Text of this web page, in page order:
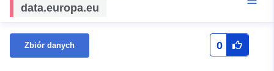
data.europa.eu
Zbiór danych 0